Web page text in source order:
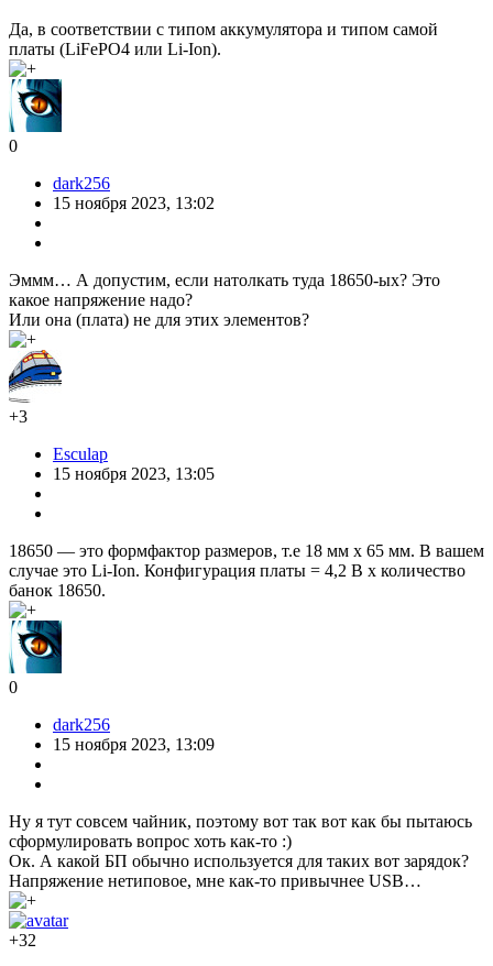
Да, в соответствии с типом аккумулятора и типом самой
платы (LiFePO4 или Li-Ion).
0
dark256
15 ноября 2023, 13:02
Эммм… А допустим, если натолкать туда 18650-ых? Это
какое напряжение надо?
Или она (плата) не для этих элементов?
+3
Esculap
15 ноября 2023, 13:05
18650 — это формфактор размеров, т.е 18 мм х 65 мм. В вашем
случае это Li-Ion. Конфигурация платы = 4,2 В х количество
банок 18650.
0
dark256
15 ноября 2023, 13:09
Ну я тут совсем чайник, поэтому вот так вот как бы пытаюсь
сформулировать вопрос хоть как-то :)
Ок. А какой БП обычно используется для таких вот зарядок?
Напряжение нетиповое, мне как-то привычнее USB…
+32